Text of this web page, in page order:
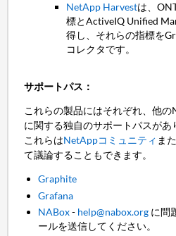
NetApp Harvestは、
標とActiveIQ Unified
得し、それらの指標を
コレクタです。
サポートパス：
これらの製品にはそれぞれ、他
に関する独自のサポートパスがあ
これらはNetAppコミュニティ ま
て議論することもできます。
Graphite
Grafana
NABox- help@nabox.org に問
ールを送信してください。